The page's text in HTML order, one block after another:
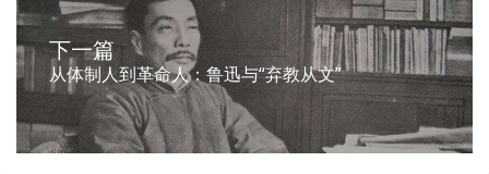
下一篇
从体制人到革命人：鲁迅与“弃教从文”